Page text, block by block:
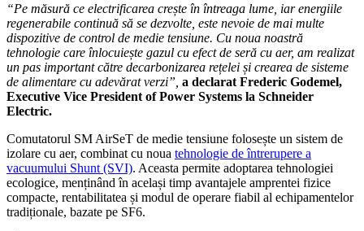
“Pe măsură ce electrificarea crește în întreaga lume, iar energiile
regenerabile continuă să se dezvolte, este nevoie de mai multe
dispozitive de control de medie tensiune. Cu noua noastră
tehnologie care înlocuiește gazul cu efect de seră cu aer, am realizat
un pas important către decarbonizarea rețelei și crearea de sisteme
de alimentare cu adevărat verzi”, a declarat Frederic Godemel,
Executive Vice President of Power Systems la Schneider
Electric.
Comutatorul SM AirSeT de medie tensiune folosește un sistem de
izolare cu aer, combinat cu noua tehnologie de întrerupere a
vacuumului Shunt (SVI). Aceasta permite adoptarea tehnologiei
ecologice, menținând în același timp avantajele amprentei fizice
compacte, rentabilitatea și modul de operare fiabil al echipamentelor
tradiționale, bazate pe SF6.